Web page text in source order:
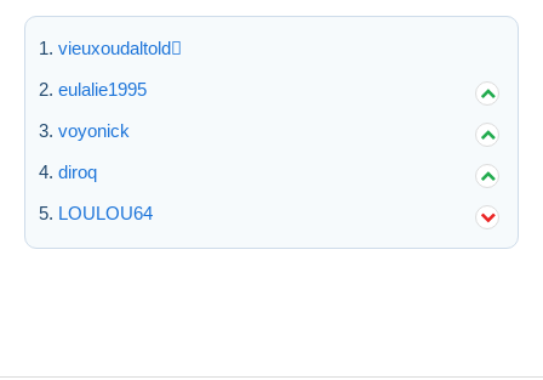
vieuxoudaltold
eulalie1995
voyonick
diroq
LOULOU64